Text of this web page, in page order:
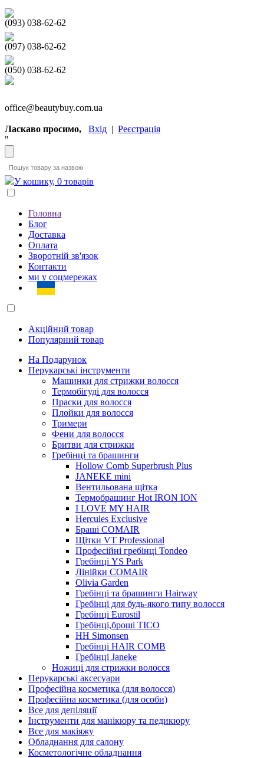
(093) 038-62-62
(097) 038-62-62
(050) 038-62-62
office@beautybuy.com.ua
Ласкаво просимо, Вхід | Реєстрація
"
У кошику, 0 товарів
Головна
Блог
Доставка
Оплата
Зворотній зв'язок
Контакти
ми у соцмережах
Акційний товар
Популярний товар
На Подарунок
Перукарські інструменти
Машинки для стрижки волосся
Термобігуді для волосся
Праски для волосся
Плойки для волосся
Тримери
Фени для волосся
Бритви для стрижки
Гребінці та брашинги
Hollow Comb Superbrush Plus
JANEKE mini
Вентильована щітка
Термобрашинг Hot IRON ION
I LOVE MY HAIR
Hercules Exclusive
Браші COMAIR
Щітки VT Professional
Професійні гребінці Tondeo
Гребінці YS Park
Лінійки COMAIR
Olivia Garden
Гребінці та брашинги Hairway
Гребінці для будь-якого типу волосся
Гребінці Eurostil
Гребінці,броші TICO
HH Simonsen
Гребінці HAIR COMB
Гребінці Janeke
Ножиці для стрижки волосся
Перукарські аксесуари
Професійна косметика (для волосся)
Професійна косметика (для особи)
Все для депіляції
Інструменти для манікюру та педикюру
Все для макіяжу
Обладнання для салону
Косметологічне обладнання